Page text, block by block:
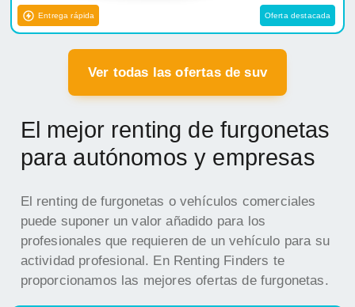
Entrega rápida Oferta destacada
Ver todas las ofertas de suv
El mejor renting de furgonetas
para autónomos y empresas
El renting de furgonetas o vehículos comerciales
puede suponer un valor añadido para los
profesionales que requieren de un vehículo para su
actividad profesional. En Renting Finders te
proporcionamos las mejores ofertas de furgonetas.